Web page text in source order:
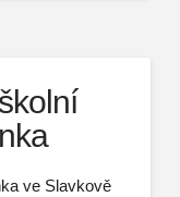
ve Slavkově